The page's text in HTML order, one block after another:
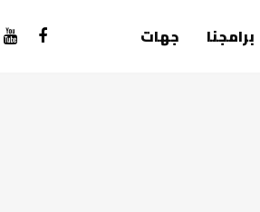
برامجنا جهات